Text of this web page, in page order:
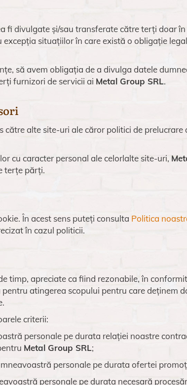
fi divulgate și/sau transferate către terți doar
situațiilor în care există o obligație
să avem obligația de a divulga datele
furnizori de servicii ai Metal Group SRL.
alte site-uri ale căror politici de
cu caracter personal ale celorlalte site-uri,
terțe părți.
În acest sens puteți consulta Politica
în cazul politicii.
timp, apreciate ca fiind rezonabile, în
atingerea scopului pentru care deținem
criterii:
personale pe durata relației noastre
Metal Group SRL;
personale pe durata ofertei
personale pe durata necesară